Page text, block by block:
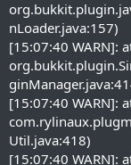
nLoader.java:157)
[15:07:40 WARN]:
[15:07:40 WARN]:
Util.java:418)
[15:07:40 WARN]: